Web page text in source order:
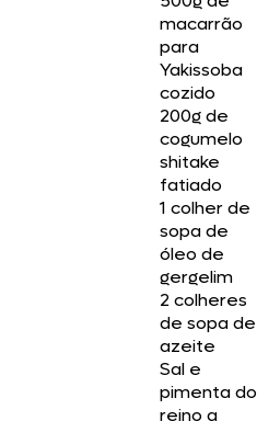
macarrão
para
Yakissoba
cozido
200g de
cogumelo
shitake
fatiado
1 colher de
sopa de
óleo de
gergelim
2 colheres
de sopa de
azeite
Sal e
pimenta do
reino a